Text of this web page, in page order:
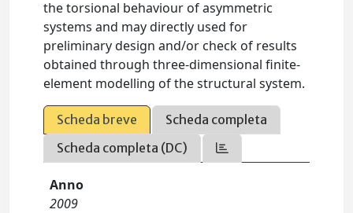
the torsional behaviour of asymmetric
systems and may directly used for
preliminary design and/or check of results
obtained through three-dimensional finite-
element modelling of the structural system.
Scheda breve
Scheda completa
Scheda completa (DC)
Anno
2009